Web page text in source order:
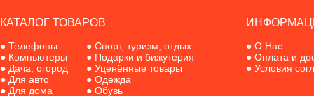
КАТАЛОГ ТОВАРОВ
● Телефоны
● Компьютеры
● Дача, огород
● Для авто
● Для дома
● Спорт, туризм, отдых
● Подарки и бижутерия
● Уценённые товары
● Одежда
● Обувь
● О Нас
● Оплата и
● Условия